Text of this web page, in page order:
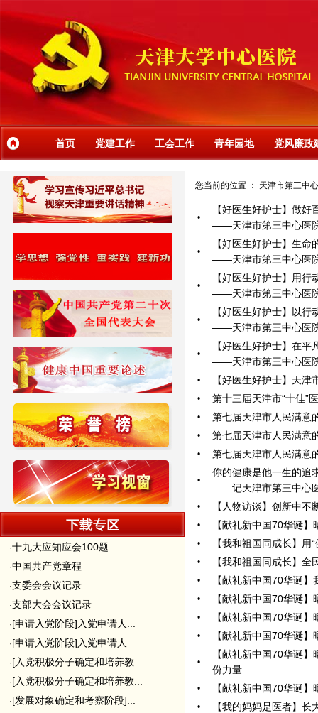
首页 党建工作 工会工作 青年园地 党风廉政
·十九大应知应会100题
·中国共产党章程
·支委会会议记录
·支部大会会议记录
·[申请入党阶段]入党申请人...
·[申请入党阶段]入党申请人...
·[入党积极分子确定和培养教...
·[入党积极分子确定和培养教...
·[发展对象确定和考察阶段]...
您当前的位置 ： 天津市第三中
•
【好医生好护士】做
——天津市第三中心医
•
【好医生好护士】生命
——天津市第三中心医
•
【好医生好护士】用
——天津市第三中心医
•
【好医生好护士】以行
——天津市第三中心医
•
【好医生好护士】在
——天津市第三中心医
• 【好医生好护士】天
• 第十三届天津市“十佳
• 第七届天津市人民满意
• 第七届天津市人民满意
• 第七届天津市人民满意
•
你的健康是他一生的追
——记天津市第三中心
• 【人物访谈】创新中
• 【献礼新中国70华诞
• 【我和祖国同成长】用
• 【我和祖国同成长】
• 【献礼新中国70华诞
• 【献礼新中国70华诞
• 【献礼新中国70华诞
• 【献礼新中国70华诞
•
【献礼新中国70华诞
份力量
• 【献礼新中国70华诞
• 【我的妈妈是医者】